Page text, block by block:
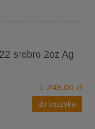
srebro 2oz Ag
1 249,00 zł
do koszyka